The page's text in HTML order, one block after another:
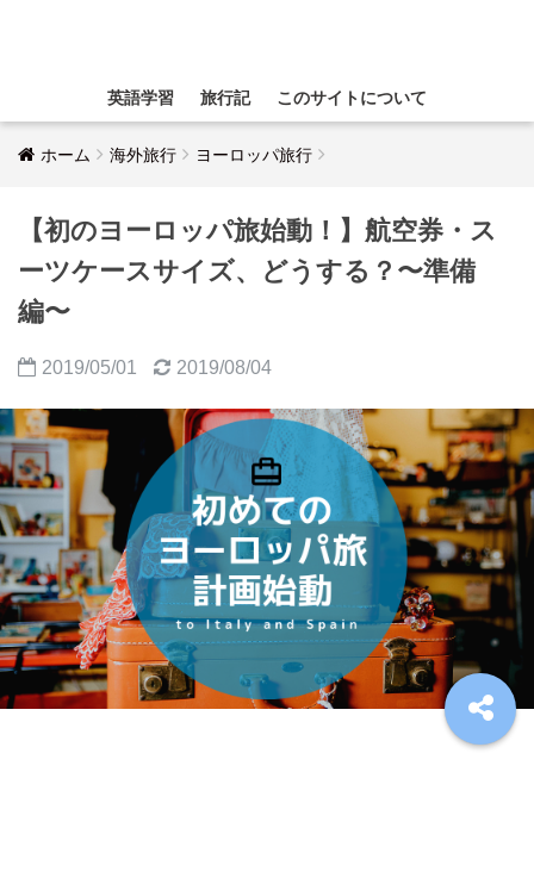
英語学習 旅行記 このサイトについて
ホーム 海外旅行 ヨーロッパ旅行
【初のヨーロッパ旅始動！】航空券・ス
ーツケースサイズ、どうする？〜準備
編〜
2019/05/01 2019/08/04